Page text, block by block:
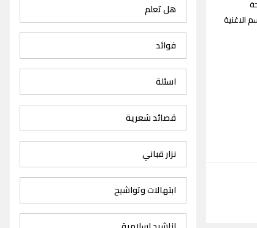
الاغنية
هل تعلم
فوائد
اسئلة
قصائد شعرية
نزار قباني
ابتهالات وتواشيح